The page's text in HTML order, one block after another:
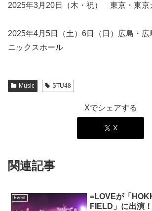
2025年3月20日（木・祝） 東京・東京
2025年4月5日（土）6日（日）広島・広
ニックスホール
Music STU48
Xでシェアする
X
関連記事
Event
=LOVEが「
FIELD」に出演